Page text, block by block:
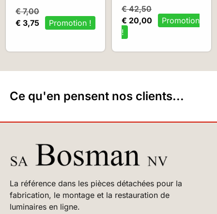
€7,00
€ 3,75
€42,50
€ 20,00
Ce qu'en pensent nos clients...
La référence dans les pièces détachées pour la
fabrication, le montage et la restauration de
luminaires en ligne.